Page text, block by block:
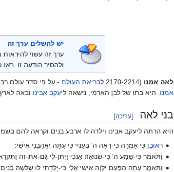
יש להשלים ערך זה
ערך זה עשוי
ולהסיר הודעה זו. ראו
לאה אמנו (2170-2214 ל בריאת העולם - על פי סדר עולם
אמנו . היא בתו של לבן הארמי, נישאה ליעקב אבינו ובאה
בני לאה [עריכה]
היא הרתה ליעקב אבינו וילדה לו ארבע בנים וקראה להם
רְאוּבֵן כִּי אָמְרָה כִּי-רָאָה ה' בְּעָנְיִי כִּי עַתָּה יֶאֱהָבַנִי אִישִׁי:
וַתֹּאמֶר כִּי-שָׁמַע ה' כִּי-שְׂנוּאָה אָנֹכִי וַיִּתֶּן-לִי גַּם-אֶת-זֶה
וַתֹּאמֶר עַתָּה הַפַּעַם יִלָּוֶה אִישִׁי אֵלַי כִּי-יָלַדְתִּי לוֹ שְׁלשָׁה